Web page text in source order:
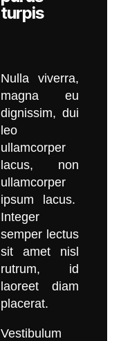
turpis
Nulla viverra,
magna eu
dignissim, dui
leo
ullamcorper
lacus, non
ullamcorper
ipsum lacus.
Integer
semper lectus
sit amet nisl
rutrum, id
laoreet diam
placerat.
Vestibulum